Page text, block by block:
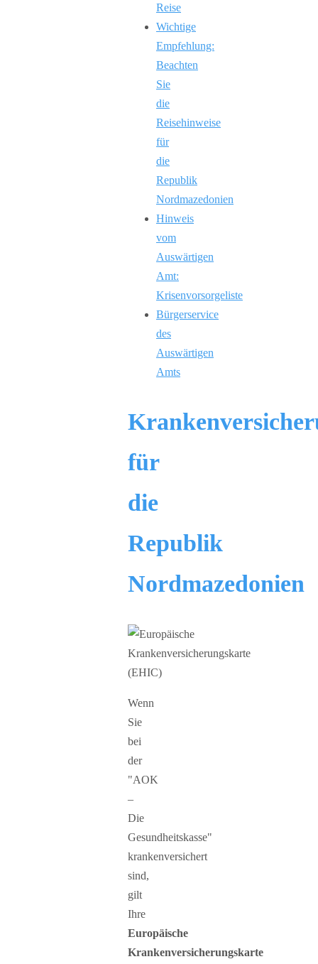
Reise
Wichtige
Empfehlung:
Beachten
Sie
die
Reisehinweise
für
die
Republik
Nordmazedonien
Hinweis
vom
Auswärtigen
Amt:
Krisenvorsorgeliste
Bürgerservice
des
Auswärtigen
Amts
für
die
Republik
Nordmazedonien
Wenn
Sie
bei
der
"AOK
–
Die
Gesundheitskasse"
krankenversichert
sind,
gilt
Ihre
Europäische
Krankenversicherungskarte